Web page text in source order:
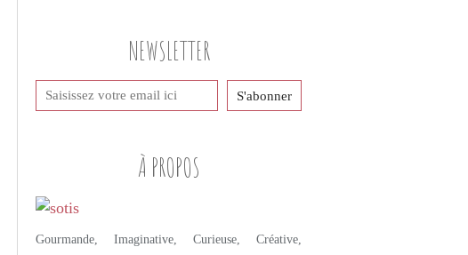
NEWSLETTER
À PROPOS
Gourmande, Imaginative, Curieuse, Créative,